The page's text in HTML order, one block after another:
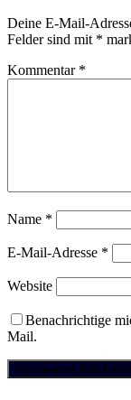
Deine E-Mail-
Felder sind mit *
Kommentar *
Name *
E-Mail-Adresse *
Website
Benachrichtige
Mail.